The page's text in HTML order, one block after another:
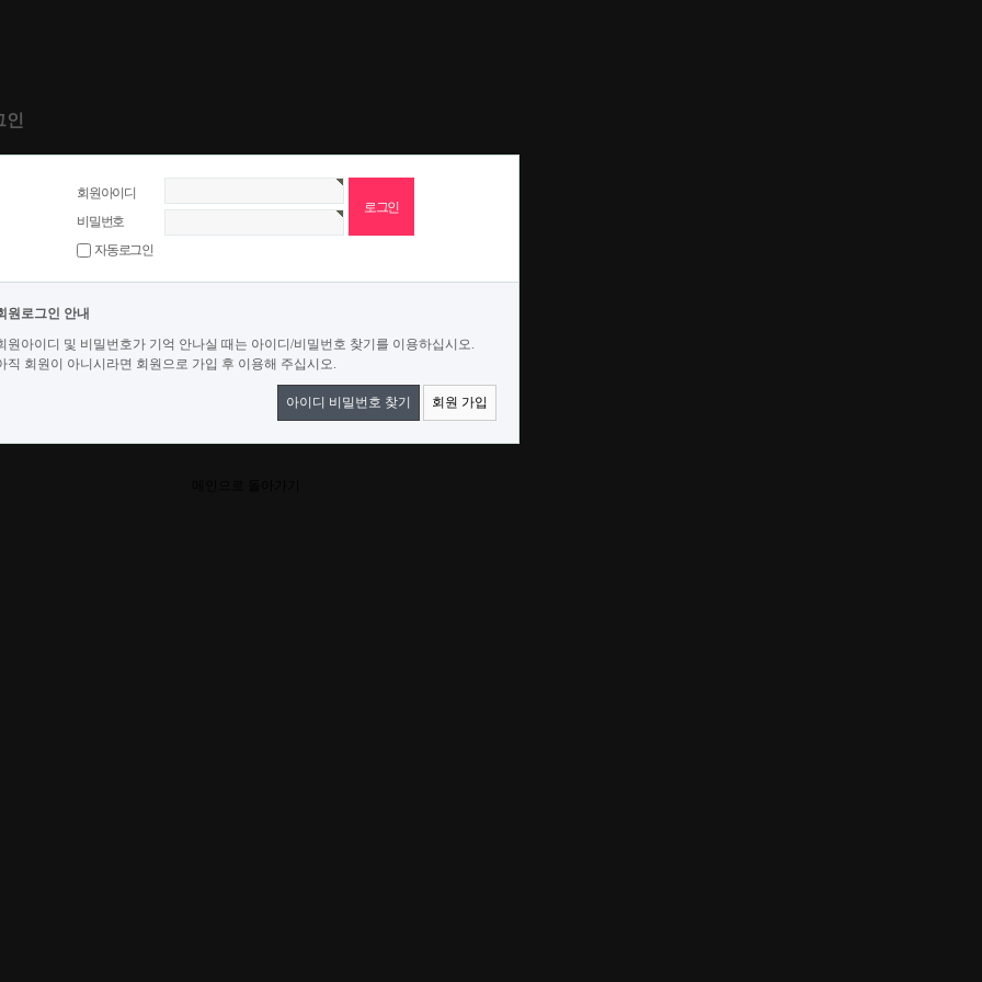
회원아이디
비밀번호
자동로그인
원로그인 안내
원아이디 및 비밀번호가 기억 안나실 때는 아이디/비밀번호 찾기를 이용하십시오.
직 회원이 아니시라면 회원으로 가입 후 이용해 주십시오.
아이디 비밀번호 찾기 회원 가입